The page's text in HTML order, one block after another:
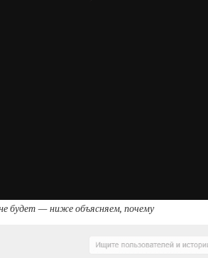
будет — ниже объясняем, почему